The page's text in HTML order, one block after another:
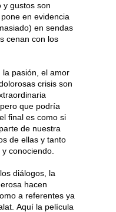
y gustos son
en evidencia
en sendas
cenan con los
la pasión, el amor
crisis son
que podría
final es como si
de nuestra
de ellas y tanto
conociendo.
diálogos, la
hacen
a referentes ya
Aquí la película